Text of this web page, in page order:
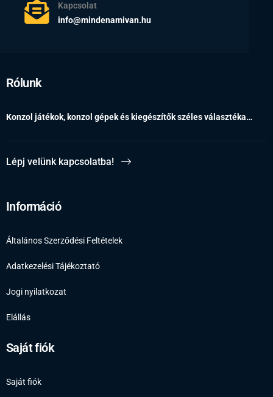
Kapcsolat
info@mindenamivan.hu
Rólunk
Konzol játékok, konzol gépek és kiegészítők széles választéka…
Lépj velünk kapcsolatba!
Információ
Általános Szerződési Feltételek
Adatkezelési Tájékoztató
Jogi nyilatkozat
Elállás
Saját fiók
Saját fiók